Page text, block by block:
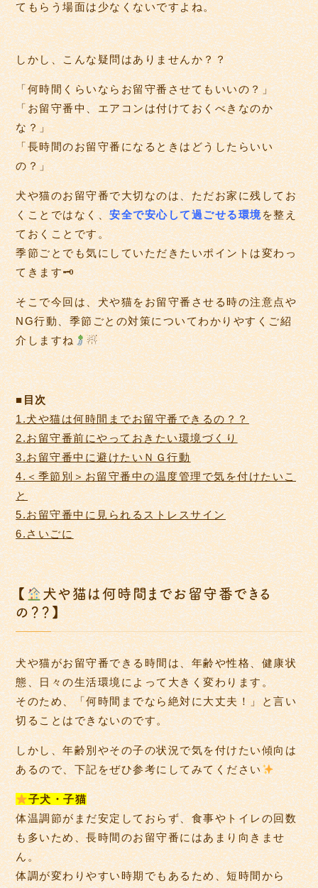
てもらう場面は少なくないですよね。
しかし、こんな疑問はありませんか？？
「何時間くらいならお留守番させてもいいの？」
「お留守番中、エアコンは付けておくべきなのか
な？」
「長時間のお留守番になるときはどうしたらいい
の？」
犬や猫のお留守番で大切なのは、ただお家に残してお
くことではなく、安全で安心して過ごせる環境を整え
ておくことです。
季節ごとでも気にしていただきたいポイントは変わっ
てきます🗝
そこで今回は、犬や猫をお留守番させる時の注意点や
NG行動、季節ごとの対策についてわかりやすくご紹
介しますね
☃
■目次
1.犬や猫は何時間までお留守番できるの？？
2.お留守番前にやっておきたい環境づくり
3.お留守番中に避けたいＮＧ行動
4.＜季節別＞お留守番中の温度管理で気を付けたいこ
と
5.お留守番中に見られるストレスサイン
6.さいごに
【
犬や猫は何時間までお留守番できる
の？？】
犬や猫がお留守番できる時間は、年齢や性格、健康状
態、日々の生活環境によって大きく変わります。
そのため、「何時間までなら絶対に大丈夫！」と言い
切ることはできないのです。
しかし、年齢別やその子の状況で気を付けたい傾向は
あるので、下記をぜひ参考にしてみてください
子犬・子猫
体温調節がまだ安定しておらず、食事やトイレの回数
も多いため、長時間のお留守番にはあまり向きませ
ん。
体調が変わりやすい時期でもあるため、短時間から